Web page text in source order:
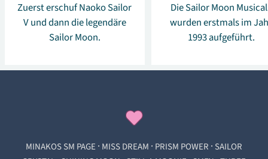
Zuerst erschuf Naoko Sailor
V und dann die legendäre
Sailor Moon.
Die Sailor Moon
wurden erstmals im
1993 aufgeführt.
MINAKOS SM PAGE· MISS DREAM · PRISM POWER ·SAILOR